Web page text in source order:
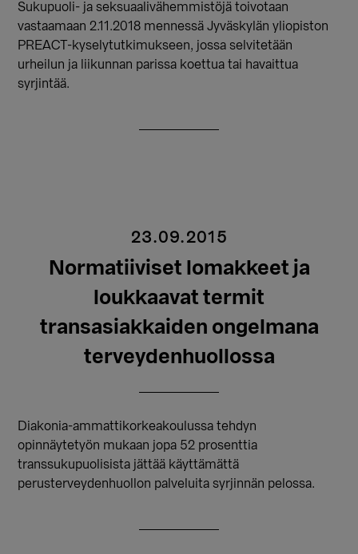
Sukupuoli- ja seksuaalivähemmistöjä toivotaan
vastaamaan 2.11.2018 mennessä Jyväskylän yliopiston
PREACT-kyselytutkimukseen, jossa selvitetään
urheilun ja liikunnan parissa koettua tai havaittua
syrjintää.
23.09.2015
Normatiiviset lomakkeet ja
loukkaavat termit
transasiakkaiden ongelmana
terveydenhuollossa
Diakonia-ammattikorkeakoulussa tehdyn
opinnäytetyön mukaan jopa 52 prosenttia
transsukupuolisista jättää käyttämättä
perusterveydenhuollon palveluita syrjinnän pelossa.